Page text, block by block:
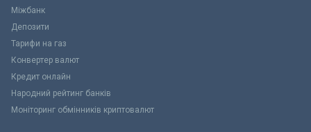
Міжбанк
Депозити
Тарифи на газ
Конвертер валют
Кредит онлайн
Народний рейтинг банків
Моніторинг обмінників криптовалют